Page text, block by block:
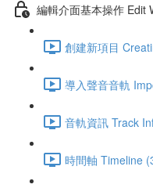
編輯介面基本操作 Edit
創建新項目
導入聲音音軌
音軌資訊 Track
時間軸 Timeline